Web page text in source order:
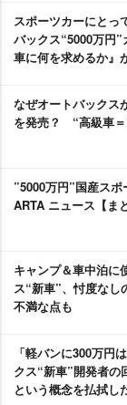
スポーツカーにと
バックス“5000万円
車に何を求めるか』
なぜオートバックス
を発売？ “高級車
”5000万円”国産ス
ARTA ニュース【ま
キャンプ＆車中泊に
ス“新車”、忖度な
不満な点も
「軽バンに300万円
クス“新車”開発者の
という概念を払拭し